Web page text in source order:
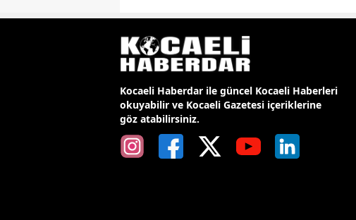
Kocaeli Haberdar ile güncel Kocaeli Haberleri
okuyabilir ve Kocaeli Gazetesi içeriklerine
göz atabilirsiniz.